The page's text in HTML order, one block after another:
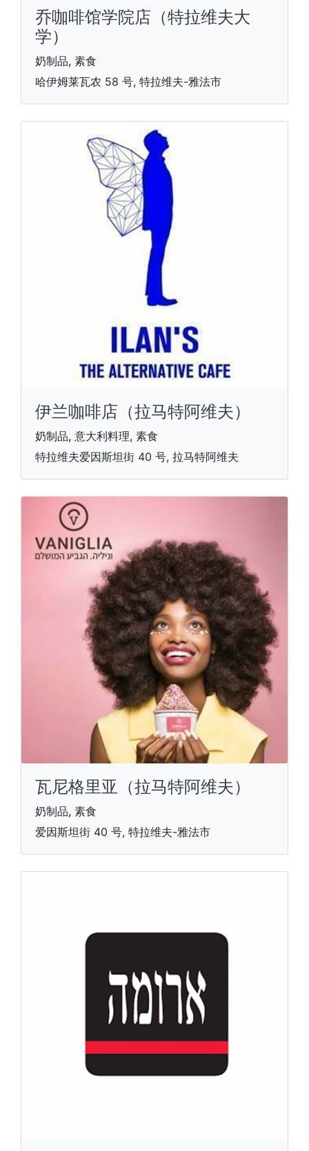
乔咖啡馆学院店（特拉维夫大
学）
奶制品, 素食
哈伊姆莱瓦农 58 号, 特拉维夫-雅法市
伊兰咖啡店（拉马特阿维夫）
奶制品, 意大利料理, 素食
特拉维夫爱因斯坦街 40 号, 拉马特阿维夫
瓦尼格里亚（拉马特阿维夫）
奶制品, 素食
爱因斯坦街 40 号, 特拉维夫-雅法市